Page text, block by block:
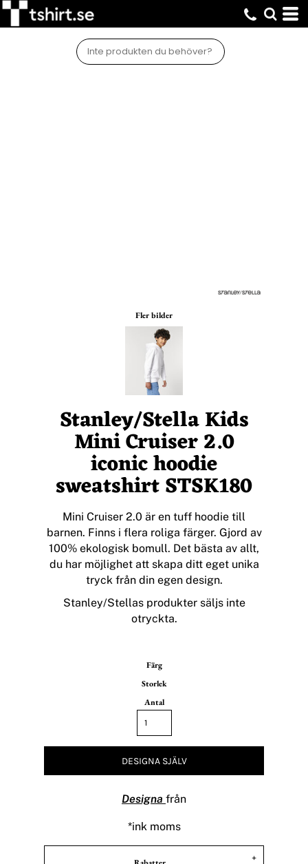
Fler bilder
Stanley/Stella Kids
Mini Cruiser 2.0
iconic hoodie
sweatshirt STSK180
Mini Cruiser 2.0 är en tuff hoodie till
barnen. Finns i flera roliga färger. Gjord av
100% ekologisk bomull. Det bästa av allt,
du har möjlighet att skapa ditt eget unika
tryck från din egen design.
Stanley/Stellas produkter säljs inte
otryckta.
Färg
Storlek
Antal
DESIGNA SJÄLV
Designa från
*ink moms